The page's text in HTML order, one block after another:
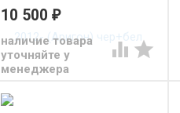
Чехлы из экокожи Автопилот
для Форд Куга 2 с 2012
10 500 ₽
наличие товара
уточняйте у
менеджера
 